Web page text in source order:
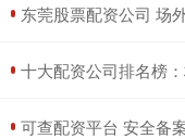
东莞股票配资公司 场
十大配资公司排名榜
可查配资平台 安全备